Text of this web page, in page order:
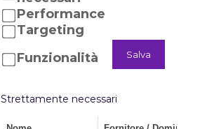
Performance
Targeting
Funzionalità
Salva
Strettamente necessari